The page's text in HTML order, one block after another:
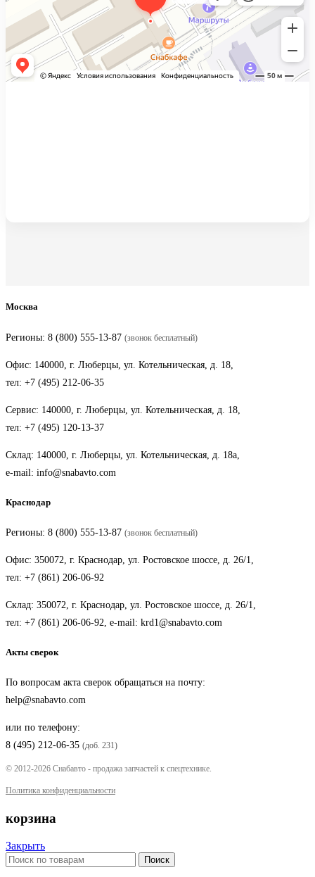
0Wishlist
Меню
Москва
Регионы: 8 (800) 555-13-87 (звонок бесплатный)
Офис: 140000, г. Люберцы, ул. Котельническая, д. 18,
тел: +7 (495) 212-06-35
Сервис: 140000, г. Люберцы, ул. Котельническая, д. 18,
тел: +7 (495) 120-13-37
Склад: 140000, г. Люберцы, ул. Котельническая, д. 18а,
e-mail: info@snabavto.com
Краснодар
Регионы: 8 (800) 555-13-87 (звонок бесплатный)
Офис: 350072, г. Краснодар, ул. Ростовское шоссе, д. 26/1,
тел: +7 (861) 206-06-92
Склад: 350072, г. Краснодар, ул. Ростовское шоссе, д. 26/1,
тел: +7 (861) 206-06-92, e-mail: krd1@snabavto.com
Акты сверок
По вопросам акта сверок обращаться на почту:
help@snabavto.com
или по телефону:
8 (495) 212-06-35 (доб. 231)
© 2012-2026 Снабавто - продажа запчастей к спецтехнике.
Политика конфиденциальности
корзина
Закрыть
Поиск